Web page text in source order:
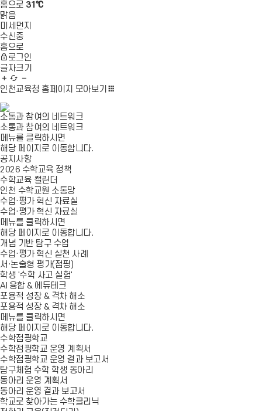
홈으로 31℃
맑음
미세먼지
수신중
홈으로
로그인
글자크기
글
자
대
새
로 자
소
인천교육청 홈페이지 모아보기
소통과 참여의 네트워크
소통과 참여의 네트워크
메뉴를 클릭하시면
해당 페이지로 이동합니다.
공지사항
2026 수학교육 정책
수학교육 캘린더
인천 수학교원 소통망
수업·평가 혁신 자료실
수업·평가 혁신 자료실
메뉴를 클릭하시면
해당 페이지로 이동합니다.
개념 기반 탐구 수업
수업·평가 혁신 실천 사례
서·논술형 평가(점핑)
학생 '수학 사고 실험'
AI 융합 & 에듀테크
포용적 성장 & 격차 해소
포용적 성장 & 격차 해소
메뉴를 클릭하시면
해당 페이지로 이동합니다.
수학점핑학교
수학점핑학교 운영 계획서
수학점핑학교 운영 결과 보고서
탐구체험 수학 학생 동아리
동아리 운영 계획서
동아리 운영 결과 보고서
학교로 찾아가는 수학클리닉